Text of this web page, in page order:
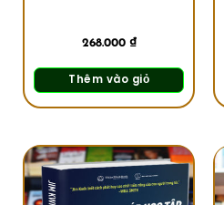
268.000 ₫
Thêm vào giỏ